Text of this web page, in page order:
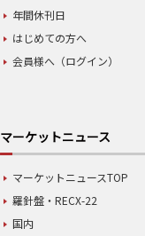
年間休刊日
はじめての方へ
会員様へ（ログイン）
マーケットニュース
マーケットニュースTOP
羅針盤・RECX-22
国内